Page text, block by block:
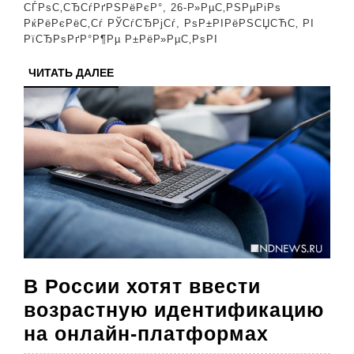
СЃРѕС‚СЂСѓРґРЅРёРєР°, 26-Р»РµС‚РЅРµРіРѕ
РќРёРєРёС‚Сѓ РЎСѓСЂРјСѓ, РѕР±РІРёРЅСЏСЋС‚ РІ
РїСЂРѕРґР°Р¶Рµ Р±РёР»РµС‚РѕРІ
ЧИТАТЬ ДАЛЕЕЧИТАТЬ
ДАЛЕЕ
В России хотят ввести
возрастную идентификацию
на онлайн-платформах